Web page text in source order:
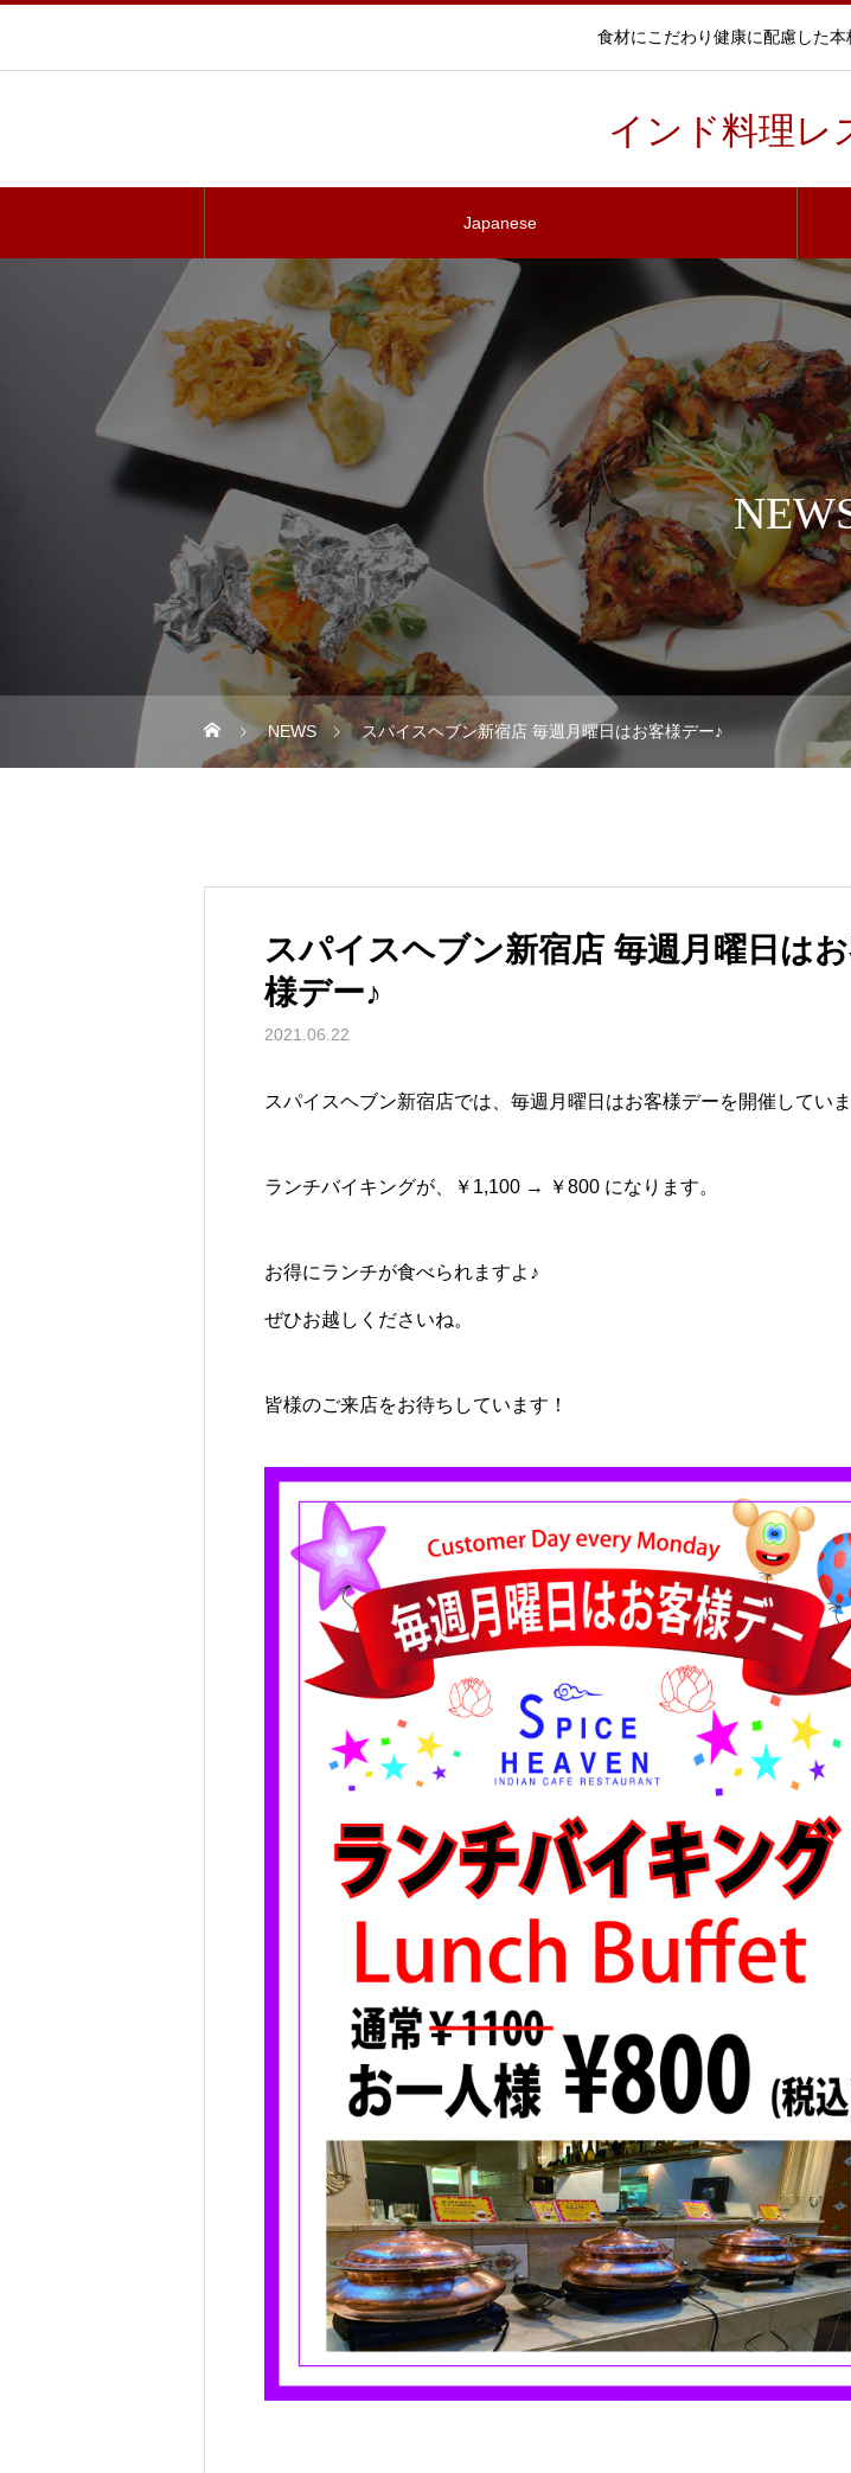
食材にこだわり健康に配慮した
インド料理レ
Japanese
NEWS スパイスヘブン新宿店 毎週月曜日はお客様デー♪
スパイスヘブン新宿店 毎週月曜日は
様デー♪
2021.06.22
スパイスヘブン新宿店では、毎週月曜日はお客様デーを開催していま
ランチバイキングが、￥1,100 → ￥800 になります。
お得にランチが食べられますよ♪
ぜひお越しくださいね。
皆様のご来店をお待ちしています！